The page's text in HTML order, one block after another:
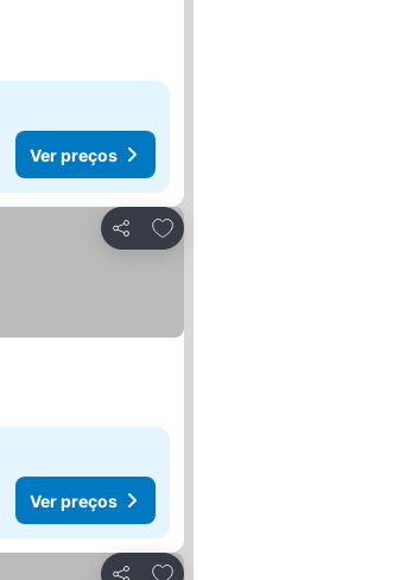
Ver preços
Partilhar
Adicionar aos favoritos
Ver preços
Adicionar aos favoritos